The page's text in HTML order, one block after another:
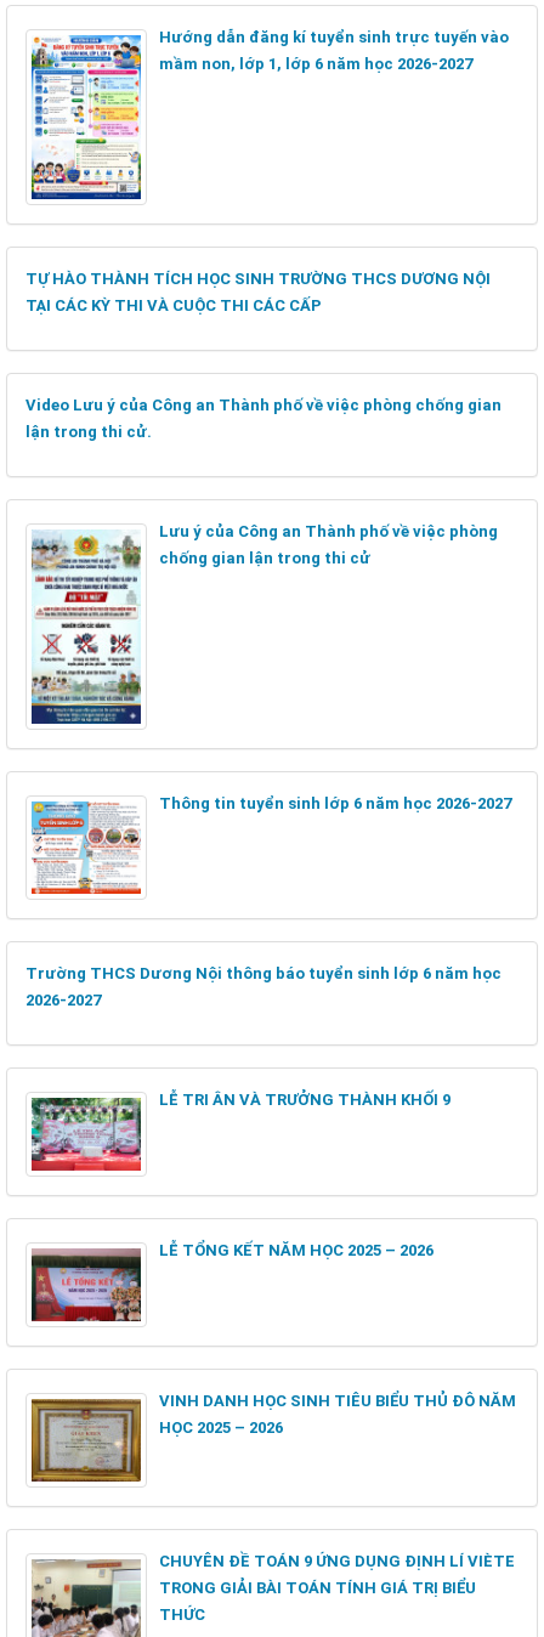
Hướng dẫn đăng kí tuyển sinh trực tuyến vào
mầm non, lớp 1, lớp 6 năm học 2026-2027
TỰ HÀO THÀNH TÍCH HỌC SINH TRƯỜNG THCS DƯƠNG NỘI
TẠI CÁC KỲ THI VÀ CUỘC THI CÁC CẤP
Video Lưu ý của Công an Thành phố về việc phòng chống gian
lận trong thi cử.
Lưu ý của Công an Thành phố về việc phòng
chống gian lận trong thi cử
Thông tin tuyển sinh lớp 6 năm học 2026-2027
Trường THCS Dương Nội thông báo tuyển sinh lớp 6 năm học
2026-2027
LỄ TRI ÂN VÀ TRƯỞNG THÀNH KHỐI 9
LỄ TỔNG KẾT NĂM HỌC 2025 – 2026
VINH DANH HỌC SINH TIÊU BIỂU THỦ ĐÔ NĂM
HỌC 2025 – 2026
CHUYÊN ĐỀ TOÁN 9 ỨNG DỤNG ĐỊNH LÍ VIÈTE
TRONG GIẢI BÀI TOÁN TÍNH GIÁ TRỊ BIỂU
THỨC